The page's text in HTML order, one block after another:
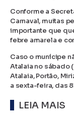
Conforme a
Carnaval, muitas
importante que
febre amarela e
Caso o munícipe
Atalaia no sábado
Atalaia, Portão,
a sexta-feira, das
LEIA MAIS